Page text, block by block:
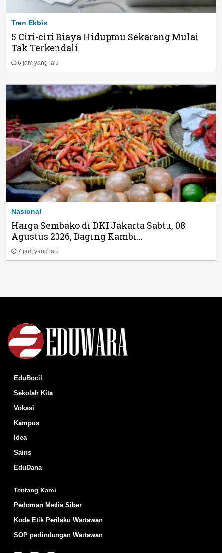
Tren Ekbis
5 Ciri-ciri Biaya Hidupmu Sekarang Mulai
Tak Terkendali
6 jam yang lalu
Nasional
Harga Sembako di DKI Jakarta Sabtu, 08
Agustus 2026, Daging Kambi...
7 jam yang lalu
EduBocil
Sekolah Kita
Vokasi
Kampus
Idea
Sains
EduDana
Tentang Kami
Pedoman Media Siber
Kode Etik Perilaku Wartawan
SOP perlindungan Wartawan